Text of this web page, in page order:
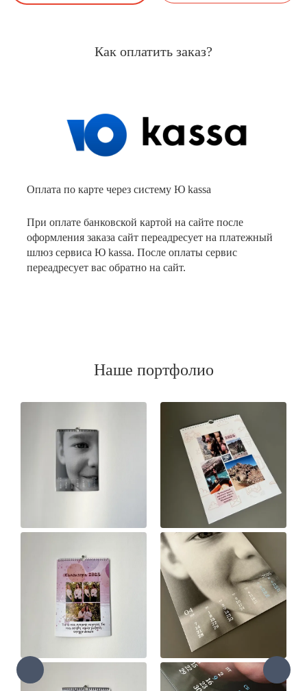
Как оплатить заказ?
Оплата по карте через систему Ю kassa
При оплате банковской картой на сайте после
оформления заказа сайт переадресует на платежный
шлюз сервиса Ю kassa. После оплаты сервис
переадресует вас обратно на сайт.
Наше портфолио